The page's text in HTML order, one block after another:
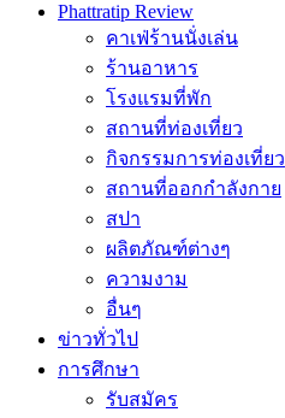
Phattratip Review
คาเฟ่ร้านนั่งเล่น
ร้านอาหาร
โรงแรมที่พัก
สถานที่ท่องเที่ยว
กิจกรรมการท่องเที่ยว
สถานที่ออกกำลังกาย
สปา
ผลิตภัณฑ์ต่างๆ
ความงาม
อื่นๆ
ข่าวทั่วไป
การศึกษา
รับสมัคร